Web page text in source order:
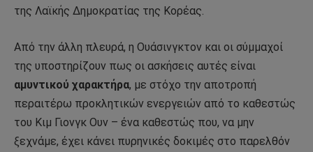
της Λαϊκής Δημοκρατίας της Κορέας.
Από την άλλη πλευρά, η Ουάσινγκτον και οι σύμμαχοί
της υποστηρίζουν πως οι ασκήσεις αυτές είναι
αμυντικού χαρακτήρα, με στόχο την αποτροπή
περαιτέρω προκλητικών ενεργειών από το καθεστώς
του Κιμ Γιονγκ Ουν – ένα καθεστώς που, να μην
ξεχνάμε, έχει κάνει πυρηνικές δοκιμές στο παρελθόν